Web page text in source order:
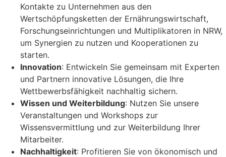
Kontakte zu Unternehmen aus den
Wertschöpfungsketten der Ernährungswirtschaft,
Forschungseinrichtungen und Multiplikatoren in NRW,
um Synergien zu nutzen und Kooperationen zu
starten.
Innovation: Entwickeln Sie gemeinsam mit Experten
und Partnern innovative Lösungen, die Ihre
Wettbewerbsfähigkeit nachhaltig sichern.
Wissen und Weiterbildung: Nutzen Sie unsere
Veranstaltungen und Workshops zur
Wissensvermittlung und zur Weiterbildung Ihrer
Mitarbeiter.
Nachhaltigkeit: Profitieren Sie von ökonomisch und